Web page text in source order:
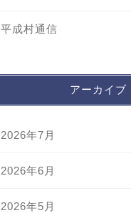
平成村通信
アーカイブ
2026年7月
2026年6月
2026年5月